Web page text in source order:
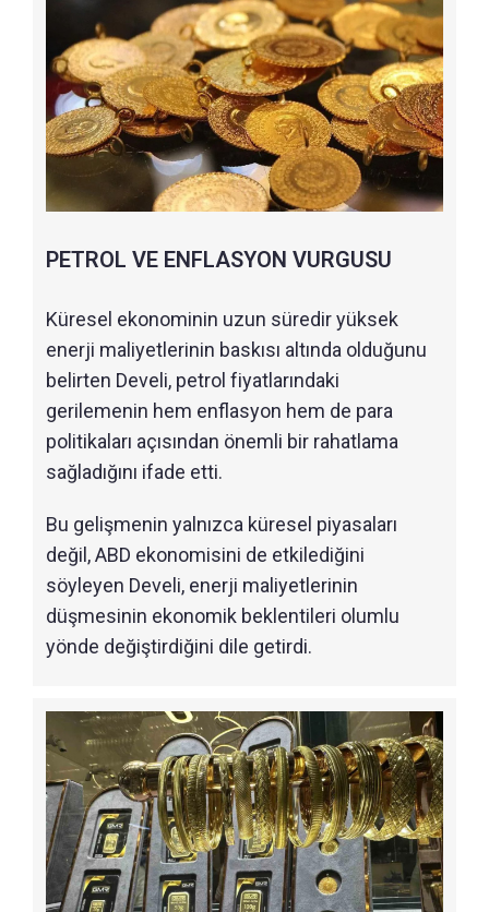
PETROL VE ENFLASYON VURGUSU
Küresel ekonominin uzun süredir yüksek
enerji maliyetlerinin baskısı altında olduğunu
belirten Develi, petrol fiyatlarındaki
gerilemenin hem enflasyon hem de para
politikaları açısından önemli bir rahatlama
sağladığını ifade etti.
Bu gelişmenin yalnızca küresel piyasaları
değil, ABD ekonomisini de etkilediğini
söyleyen Develi, enerji maliyetlerinin
düşmesinin ekonomik beklentileri olumlu
yönde değiştirdiğini dile getirdi.